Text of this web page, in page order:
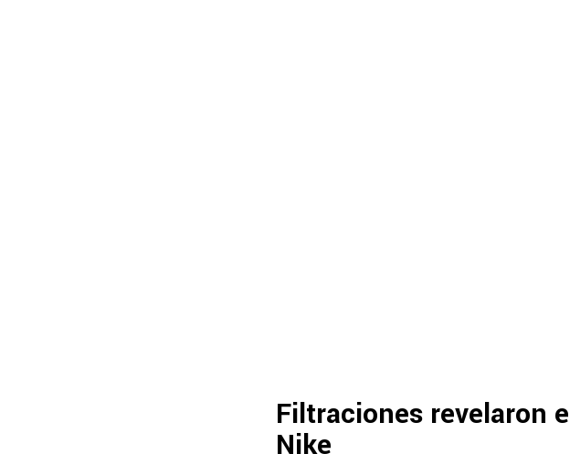
Filtraciones revelaron
Nike